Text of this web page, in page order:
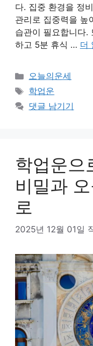
다. 집중 환경을 정
관리로 집중력을 높
습관이 필요합니다.
하고 5분 휴식 … 더
카
테
리
오늘의운세
태
그
학업운
댓글 남기기
학업운으
비밀과
로
2025년 12월 01일